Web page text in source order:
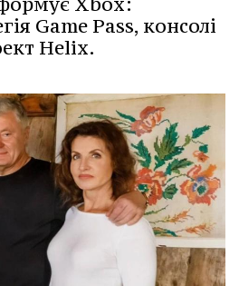
Game Pass, консолі
Helix.